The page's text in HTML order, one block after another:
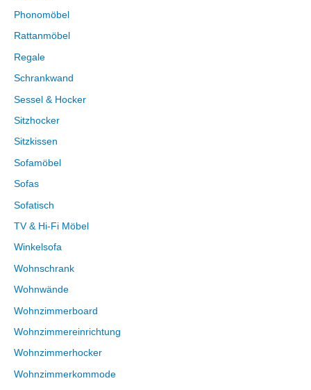
Phonomöbel
Rattanmöbel
Regale
Schrankwand
Sessel & Hocker
Sitzhocker
Sitzkissen
Sofamöbel
Sofas
Sofatisch
TV & Hi-Fi Möbel
Winkelsofa
Wohnschrank
Wohnwände
Wohnzimmerboard
Wohnzimmereinrichtung
Wohnzimmerhocker
Wohnzimmerkommode